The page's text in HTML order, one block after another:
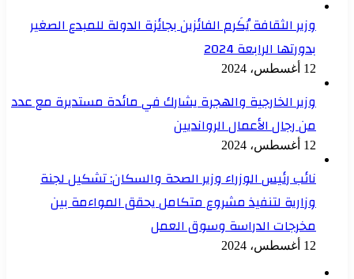
وزير الثقافة يُكَرم الفائزين بجائزة الدولة للمبدع الصغير
بدورتها الرابعة 2024
12 أغسطس، 2024
وزير الخارجية والهجرة يشارك في مائدة مستديرة مع عدد
من رجال الأعمال الروانديين
12 أغسطس، 2024
نائب رئيس الوزراء وزير الصحة والسكان: تشكيل لجنة
وزارية لتنفيذ مشروع متكامل يحقق المواءمة بين
مخرجات الدراسة وسوق العمل
12 أغسطس، 2024